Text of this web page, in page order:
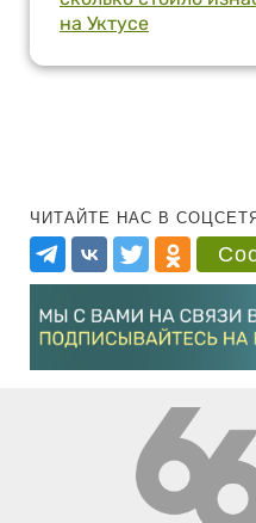
на Уктусе
ЧИТАЙТЕ НАС В